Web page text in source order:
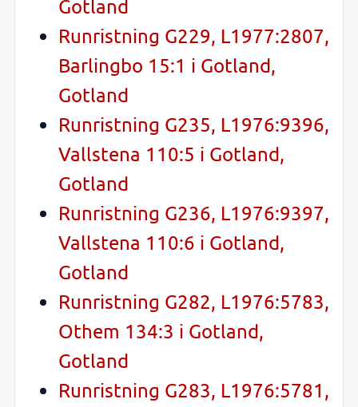
Gotland
Runristning G229, L1977:2807,
Barlingbo 15:1 i Gotland,
Gotland
Runristning G235, L1976:9396,
Vallstena 110:5 i Gotland,
Gotland
Runristning G236, L1976:9397,
Vallstena 110:6 i Gotland,
Gotland
Runristning G282, L1976:5783,
Othem 134:3 i Gotland,
Gotland
Runristning G283, L1976:5781,